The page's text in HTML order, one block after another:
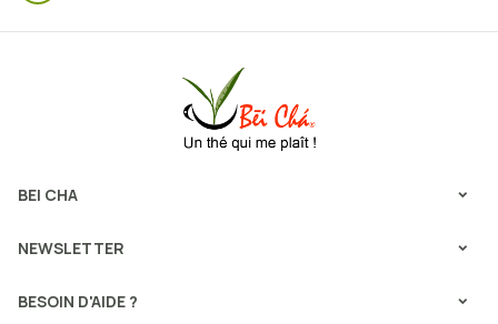
NEWSLETTER
BEI CHA
BESOIN D'AIDE ?